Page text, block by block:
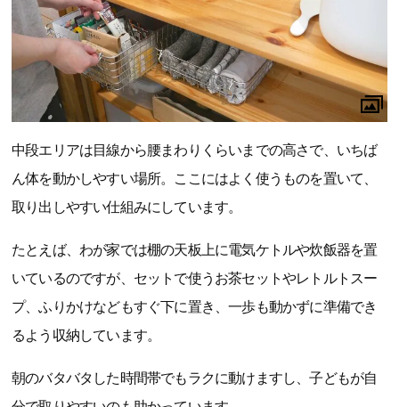
中段エリアは目線から腰まわりくらいまでの高さで、いちば
ん体を動かしやすい場所。ここにはよく使うものを置いて、
取り出しやすい仕組みにしています。
たとえば、わが家では棚の天板上に電気ケトルや炊飯器を置
いているのですが、セットで使うお茶セットやレトルトスー
プ、ふりかけなどもすぐ下に置き、一歩も動かずに準備でき
るよう収納しています。
朝のバタバタした時間帯でもラクに動けますし、子どもが自